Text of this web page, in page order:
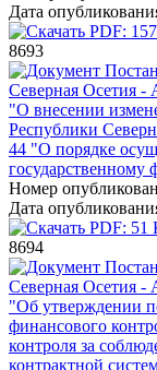
Дата
PDF:
8693
Северная Осетия -
"О внесении
Республики
44 "О порядке
Номер
Дата
PDF: 51
8694
Северная Осетия -
"Об утверждении
финансового
контроля за
контрактной